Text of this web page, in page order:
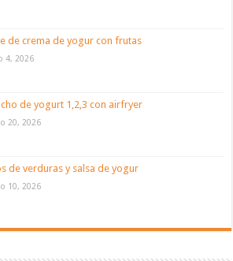
de crema de yogur con frutas
4, 2026
de yogurt 1,2,3 con airfryer
20, 2026
de verduras y salsa de yogur
10, 2026